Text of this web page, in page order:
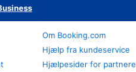
Om Booking.com
Hjælp fra kundeservice
Hjælpesider for partnere